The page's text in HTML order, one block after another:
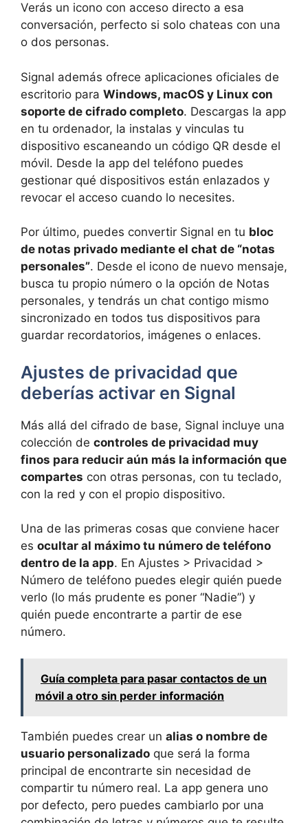
Verás un icono con acceso directo a esa
conversación, perfecto si solo chateas con una
o dos personas.
Signal además ofrece aplicaciones oficiales de
escritorio para Windows, macOS y Linux con
soporte de cifrado completo. Descargas la app
en tu ordenador, la instalas y vinculas tu
dispositivo escaneando un código QR desde el
móvil. Desde la app del teléfono puedes
gestionar qué dispositivos están enlazados y
revocar el acceso cuando lo necesites.
Por último, puedes convertir Signal en tu bloc
de notas privado mediante el chat de “notas
personales”. Desde el icono de nuevo mensaje,
busca tu propio número o la opción de Notas
personales, y tendrás un chat contigo mismo
sincronizado en todos tus dispositivos para
guardar recordatorios, imágenes o enlaces.
Ajustes de privacidad que
deberías activar en Signal
Más allá del cifrado de base, Signal incluye una
colección de controles de privacidad muy
finos para reducir aún más la información que
compartes con otras personas, con tu teclado,
con la red y con el propio dispositivo.
Una de las primeras cosas que conviene hacer
es ocultar al máximo tu número de teléfono
dentro de la app. En Ajustes > Privacidad >
Número de teléfono puedes elegir quién puede
verlo (lo más prudente es poner “Nadie”) y
quién puede encontrarte a partir de ese
número.
Guía completa para pasar contactos de un
móvil a otro sin perder información
También puedes crear un alias o nombre de
usuario personalizado que será la forma
principal de encontrarte sin necesidad de
compartir tu número real. La app genera uno
por defecto, pero puedes cambiarlo por una